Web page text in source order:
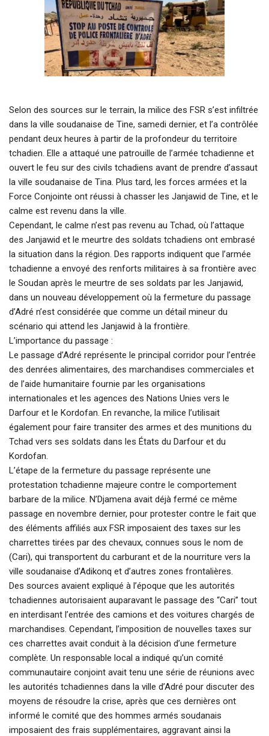
Selon des sources sur le terrain, la milice des FSR s’est infiltrée
dans la ville soudanaise de Tine, samedi dernier, et l’a contrôlée
pendant deux heures à partir de la profondeur du territoire
tchadien. Elle a attaqué une patrouille de l’armée tchadienne et
ouvert le feu sur des civils tchadiens avant de prendre d’assaut
la ville soudanaise de Tina. Plus tard, les forces armées et la
Force Conjointe ont réussi à chasser les Janjawid de Tine, et le
calme est revenu dans la ville.
Cependant, le calme n’est pas revenu au Tchad, où l’attaque
des Janjawid et le meurtre des soldats tchadiens ont embrasé
la situation dans la région. Des rapports indiquent que l’armée
tchadienne a envoyé des renforts militaires à sa frontière avec
le Soudan après le meurtre de ses soldats par les Janjawid,
dans un nouveau développement où la fermeture du passage
d’Adré n’est considérée que comme un détail mineur du
scénario qui attend les Janjawid à la frontière.
L’importance du passage :
Le passage d’Adré représente le principal corridor pour l’entrée
des denrées alimentaires, des marchandises commerciales et
de l’aide humanitaire fournie par les organisations
internationales et les agences des Nations Unies vers le
Darfour et le Kordofan. En revanche, la milice l’utilisait
également pour faire transiter des armes et des munitions du
Tchad vers ses soldats dans les États du Darfour et du
Kordofan.
L’étape de la fermeture du passage représente une
protestation tchadienne majeure contre le comportement
barbare de la milice. N’Djamena avait déjà fermé ce même
passage en novembre dernier, pour protester contre le fait que
des éléments affiliés aux FSR imposaient des taxes sur les
charrettes tirées par des chevaux, connues sous le nom de
(Cari), qui transportent du carburant et de la nourriture vers la
ville soudanaise d’Adikonq et d’autres zones frontalières.
Des sources avaient expliqué à l’époque que les autorités
tchadiennes autorisaient auparavant le passage des “Cari” tout
en interdisant l’entrée des camions et des voitures chargés de
marchandises. Cependant, l’imposition de nouvelles taxes sur
ces charrettes avait conduit à la décision d’une fermeture
complète. Un responsable local a indiqué qu’un comité
communautaire conjoint avait tenu une série de réunions avec
les autorités tchadiennes dans la ville d’Adré pour discuter des
moyens de résoudre la crise, après que ces dernières ont
informé le comité que des hommes armés soudanais
imposaient des frais supplémentaires, aggravant ainsi la